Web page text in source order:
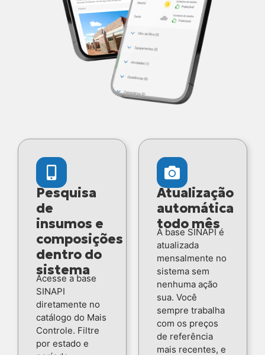
Pesquisa
de
insumos e
composições
dentro do
sistema
Acesse a base
SINAPI
diretamente no
catálogo do Mais
Controle. Filtre
por estado e
Atualização
automática
todo mês
A base SINAPI é
atualizada
mensalmente no
sistema sem
nenhuma ação
sua. Você
sempre trabalha
com os preços
de referência
mais recentes, e